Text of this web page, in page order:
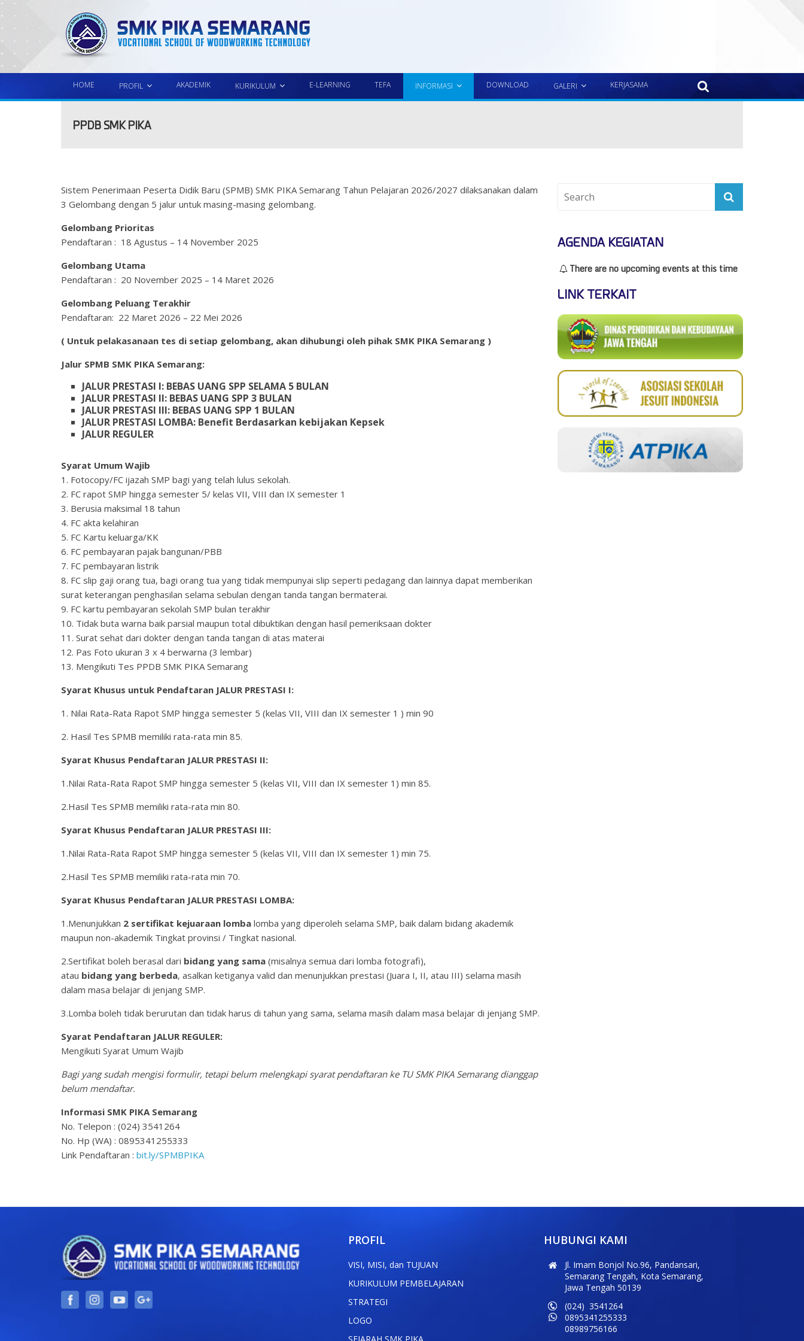
HOME PROFIL AKADEMIK KURIKULUM E-LEARNING TEFA INFORMASI DOWNLOAD GALERI KERJASAMA
PPDB SMK PIKA
Sistem Penerimaan Peserta Didik Baru (SPMB) SMK PIKA Semarang Tahun Pelajaran 2026/2027 dilaksanakan dalam
3 Gelombang dengan 5 jalur untuk masing-masing gelombang.
Gelombang Prioritas
Pendaftaran : 18 Agustus – 14 November 2025
Gelombang Utama
Pendaftaran : 20 November 2025 – 14 Maret 2026
Gelombang Peluang Terakhir
Pendaftaran: 22 Maret 2026 – 22 Mei 2026
( Untuk pelakasanaan tes di setiap gelombang, akan dihubungi oleh pihak SMK PIKA Semarang )
Jalur SPMB SMK PIKA Semarang:
JALUR PRESTASI I: BEBAS UANG SPP SELAMA 5 BULAN
JALUR PRESTASI II: BEBAS UANG SPP 3 BULAN
JALUR PRESTASI III: BEBAS UANG SPP 1 BULAN
JALUR PRESTASI LOMBA: Benefit Berdasarkan kebijakan Kepsek
JALUR REGULER
Syarat Umum Wajib
1. Fotocopy/FC ijazah SMP bagi yang telah lulus sekolah.
2. FC rapot SMP hingga semester 5/ kelas VII, VIII dan IX semester 1
3. Berusia maksimal 18 tahun
4. FC akta kelahiran
5. FC Kartu keluarga/KK
6. FC pembayaran pajak bangunan/PBB
7. FC pembayaran listrik
8. FC slip gaji orang tua, bagi orang tua yang tidak mempunyai slip seperti pedagang dan lainnya dapat memberikan
surat keterangan penghasilan selama sebulan dengan tanda tangan bermaterai.
9. FC kartu pembayaran sekolah SMP bulan terakhir
10. Tidak buta warna baik parsial maupun total dibuktikan dengan hasil pemeriksaan dokter
11. Surat sehat dari dokter dengan tanda tangan di atas materai
12. Pas Foto ukuran 3 x 4 berwarna (3 lembar)
13. Mengikuti Tes PPDB SMK PIKA Semarang
Syarat Khusus untuk Pendaftaran JALUR PRESTASI I:
1. Nilai Rata-Rata Rapot SMP hingga semester 5 (kelas VII, VIII dan IX semester 1 ) min 90
2. Hasil Tes SPMB memiliki rata-rata min 85.
Syarat Khusus Pendaftaran JALUR PRESTASI II:
1.Nilai Rata-Rata Rapot SMP hingga semester 5 (kelas VII, VIII dan IX semester 1) min 85.
2.Hasil Tes SPMB memiliki rata-rata min 80.
Syarat Khusus Pendaftaran JALUR PRESTASI III:
1.Nilai Rata-Rata Rapot SMP hingga semester 5 (kelas VII, VIII dan IX semester 1) min 75.
2.Hasil Tes SPMB memiliki rata-rata min 70.
Syarat Khusus Pendaftaran JALUR PRESTASI LOMBA:
1.Menunjukkan 2 sertifikat kejuaraan lomba lomba yang diperoleh selama SMP, baik dalam bidang akademik
maupun non-akademik Tingkat provinsi / Tingkat nasional.
2.Sertifikat boleh berasal dari bidang yang sama (misalnya semua dari lomba fotografi),
atau bidang yang berbeda, asalkan ketiganya valid dan menunjukkan prestasi (Juara I, II, atau III) selama masih
dalam masa belajar di jenjang SMP.
3.Lomba boleh tidak berurutan dan tidak harus di tahun yang sama, selama masih dalam masa belajar di jenjang SMP.
Syarat Pendaftaran JALUR REGULER:
Mengikuti Syarat Umum Wajib
Bagi yang sudah mengisi formulir, tetapi belum melengkapi syarat pendaftaran ke TU SMK PIKA Semarang dianggap
belum mendaftar.
Informasi SMK PIKA Semarang
No. Telepon : (024) 3541264
No. Hp (WA) : 0895341255333
Link Pendaftaran : bit.ly/SPMBPIKA
AGENDA KEGIATAN
There are no upcoming events at this time
LINK TERKAIT
PROFIL
VISI, MISI, dan TUJUAN
KURIKULUM PEMBELAJARAN
STRATEGI
LOGO
HUBUNGI KAMI
Jl. Imam Bonjol No.96, Pandansari,
Semarang Tengah, Kota Semarang,
Jawa Tengah 50139
(024) 3541264
0895341255333
08989756166